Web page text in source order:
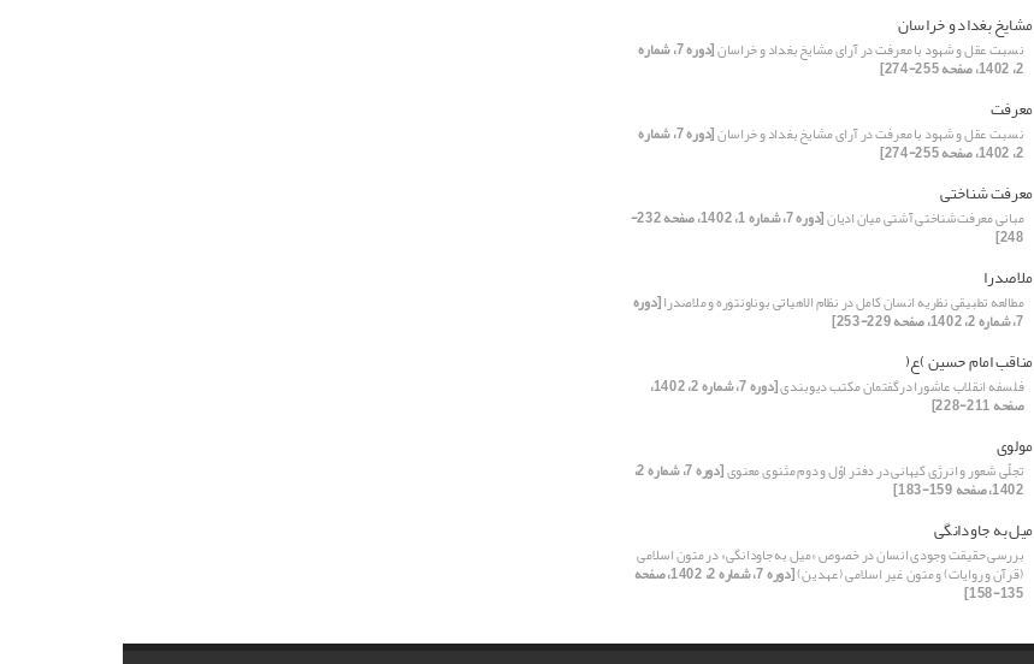
مشایخ بغداد و خراسان
نسبت عقل و شهود با معرفت در آرای مشایخ بغداد و خراسان [دوره 7، شماره
2، 1402، صفحه 255-274]
معرفت
نسبت عقل و شهود با معرفت در آرای مشایخ بغداد و خراسان [دوره 7، شماره
2، 1402، صفحه 255-274]
معرفت شناختی
مبانی معرفت‌شناختی آشتی میان ادیان [دوره 7، شماره 1، 1402، صفحه 232-
248]
ملاصدرا
مطالعه تطبیقی نظریه انسان کامل در نظام الاهیاتی بوناونتوره و ملاصدرا[دوره
7، شماره 2، 1402، صفحه 229-253]
مناقب امام حسین )ع(
فلسفه انقلاب عاشورا درگفتمان مکتب دیوبندی [دوره 7، شماره 2، 1402،
صفحه 211-228]
مولوی
تجلّی شعور و انرژی کیهانی در دفتر اوّل و دوم مثنوی معنوی [دوره 7، شماره 2،
1402، صفحه 159-183]
میل به جاودانگی
بررسی حقیقت وجودی انسان در خصوص «میل به جاودانگی» در متون اسلامی
(قرآن و روایات) و متون غیر اسلامی (عهدین) [دوره 7، شماره 2، 1402، صفحه
135-158]